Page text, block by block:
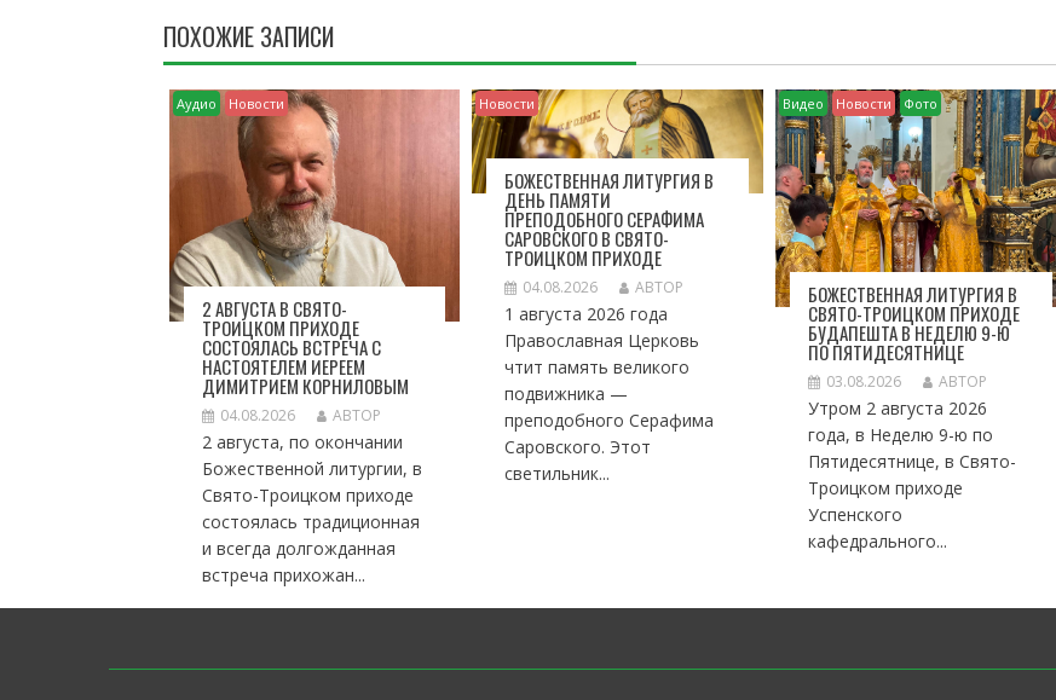
Ц
И
Я
П
О
А
С
Я
М
ПОХОЖИЕ ЗАПИСИ
Аудио Новости
2 АВГУСТА В СВЯТО-
ТРОИЦКОМ ПРИХОДЕ
СОСТОЯЛАСЬ ВСТРЕЧА С
НАСТОЯТЕЛЕМ ИЕРЕЕМ
ДИМИТРИЕМ КОРНИЛОВЫМ
04.08.2026 АВТОР
2 августа, по окончании
Божественной литургии, в
Свято-Троицком приходе
состоялась традиционная
и всегда долгожданная
встреча прихожан...
Новости
БОЖЕСТВЕННАЯ ЛИТУРГИЯ В
ДЕНЬ ПАМЯТИ
ПРЕПОДОБНОГО СЕРАФИМА
САРОВСКОГО В СВЯТО-
ТРОИЦКОМ ПРИХОДЕ
04.08.2026 АВТОР
1 августа 2026 года
Православная Церковь
чтит память великого
подвижника —
преподобного Серафима
Саровского. Этот
светильник...
Видео Новости Фото
БОЖЕСТВЕННАЯ ЛИТУРГИЯ В
СВЯТО-ТРОИЦКОМ ПРИХОДЕ
БУДАПЕШТА В НЕДЕЛЮ 9-Ю
ПО ПЯТИДЕСЯТНИЦЕ
03.08.2026 АВТОР
Утром 2 августа 2026
года, в Неделю 9-ю по
Пятидесятнице, в Свято-
Троицком приходе
Успенского
кафедрального...